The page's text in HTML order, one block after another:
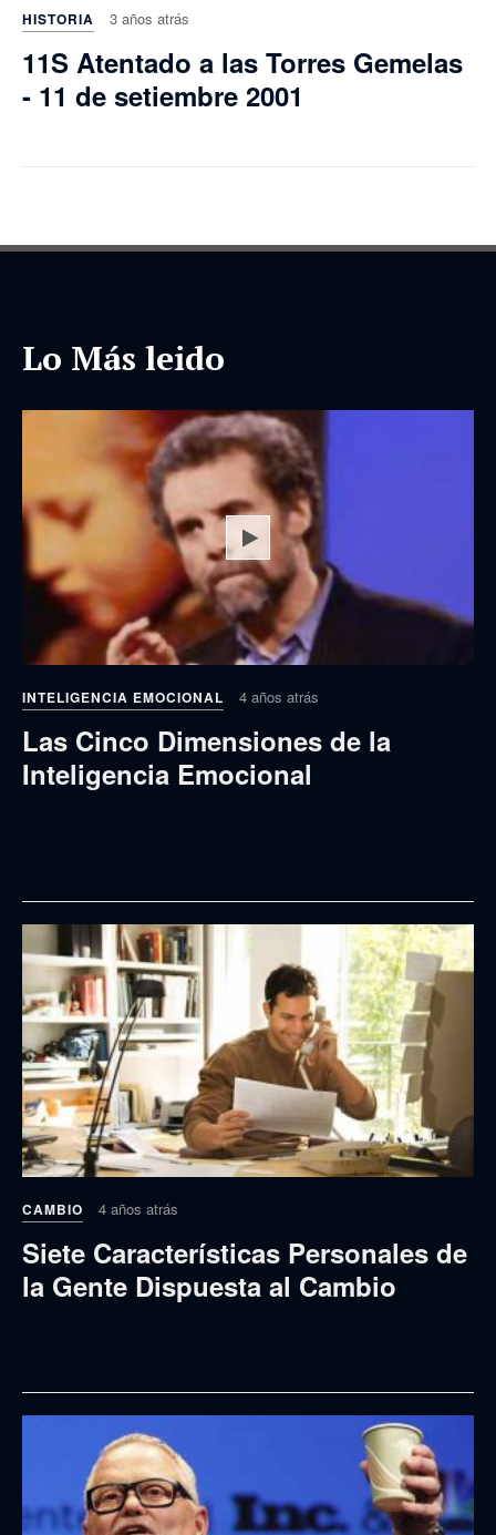
HISTORIA 3 años atrás
11S Atentado a las Torres Gemelas
- 11 de setiembre 2001
Lo Más leido
Play
INTELIGENCIA EMOCIONAL 4 años atrás
Las Cinco Dimensiones de la
Inteligencia Emocional
CAMBIO 4 años atrás
Siete Características Personales de
la Gente Dispuesta al Cambio